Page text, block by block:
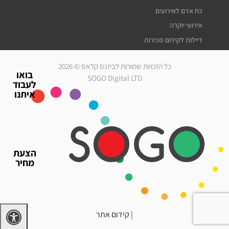
הצעת
מחיר
בואו
לעבוד
איתנו
כח אדם לאירועים
אירועי יוקרה
דיילות לקידום מכירות
מלצרים לאירועים
עוזרי הפקה
גיוס עובדים זמניים
כח אדם לאירועים
כל הזכויות שמורות לביזנס קלאס © 2026
SOGO Digital LTD
| קידום אתר